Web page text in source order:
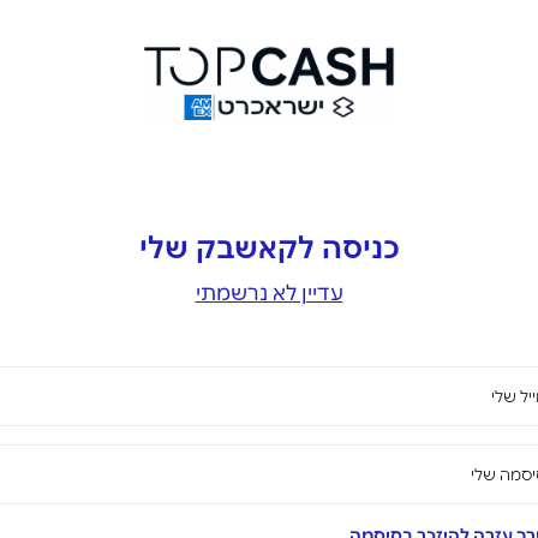
כניסה לקאשבק שלי
עדיין לא נרשמתי
שלי
שלי